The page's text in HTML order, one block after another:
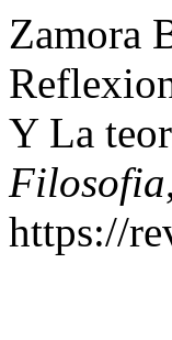
Zamora
Y La
Filosofia
https://